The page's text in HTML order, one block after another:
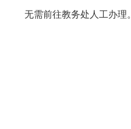
无需前往教务处人工办理。